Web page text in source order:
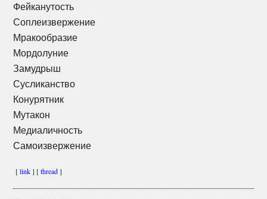
Фейканутость
Соплеизвержение
Мракообразие
Мордолуние
Замудрыш
Сусликанство
Конурятник
Мутакон
Медиаличность
Самоизвержение
[link] [thread]